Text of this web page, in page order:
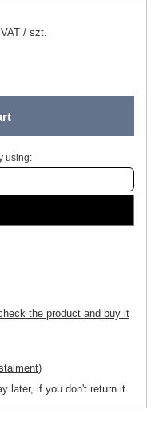
/ szt.
using:
the product and buy it
)
later, if you don't return it